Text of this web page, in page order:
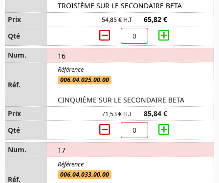
TROISIÈME SUR LE SECONDAIRE BETA
54,85 € H.T 65,82 €
16
006.04.025.00.00
CINQUIÈME SUR LE SECONDAIRE BETA
71,53 € H.T 85,84 €
17
006.04.033.00.00